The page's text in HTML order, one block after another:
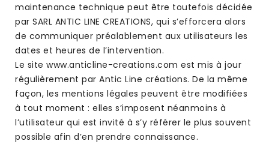
maintenance technique peut être toutefois décidée
par SARL ANTIC LINE CREATIONS, qui s’efforcera alors
de communiquer préalablement aux utilisateurs les
dates et heures de l’intervention.
Le site www.anticline-creations.com est mis à jour
régulièrement par Antic Line créations. De la même
façon, les mentions légales peuvent être modifiées
à tout moment : elles s’imposent néanmoins à
l’utilisateur qui est invité à s’y référer le plus souvent
possible afin d’en prendre connaissance.